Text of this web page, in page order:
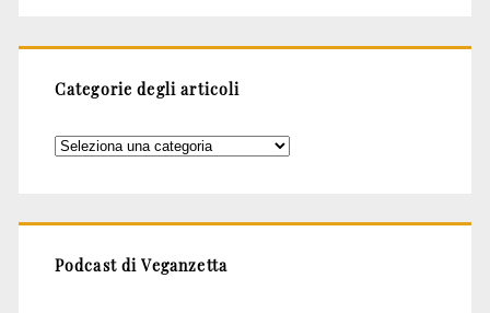
Categorie degli articoli
Categorie
Podcast di Veganzetta